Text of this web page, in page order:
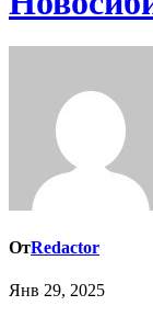
ОтRedactor
Янв 29, 2025